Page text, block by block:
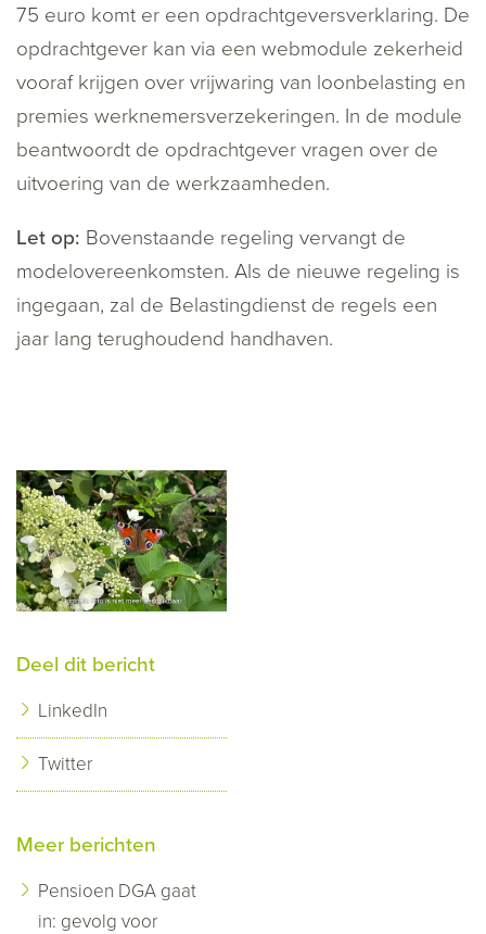
75 euro komt er een opdrachtgeversverklaring. De
opdrachtgever kan via een webmodule zekerheid
vooraf krijgen over vrijwaring van loonbelasting en
premies werknemersverzekeringen. In de module
beantwoordt de opdrachtgever vragen over de
uitvoering van de werkzaamheden.
Let op: Bovenstaande regeling vervangt de
modelovereenkomsten. Als de nieuwe regeling is
ingegaan, zal de Belastingdienst de regels een
jaar lang terughoudend handhaven.
Deel dit bericht
LinkedIn
Twitter
Meer berichten
Pensioen DGA gaat
in: gevolg voor